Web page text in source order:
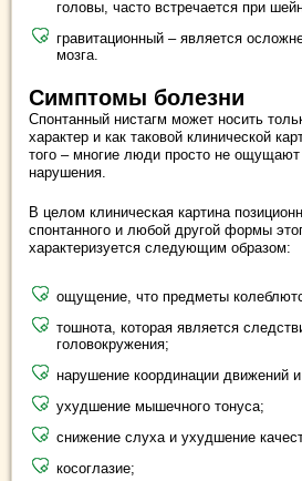
головы, часто встречается при
гравитационный – является
мозга.
Симптомы болезни
Спонтанный нистагм может носить
характер и как таковой клинической
того – многие люди просто не ощущают
нарушения.
В целом клиническая картина
спонтанного и любой другой формы
характеризуется следующим образом:
ощущение, что предметы
тошнота, которая является
головокружения;
нарушение координации движений
ухудшение мышечного тонуса;
снижение слуха и ухудшение
косоглазие;